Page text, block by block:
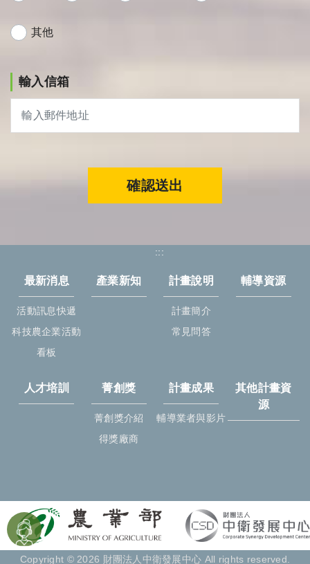
其他
輸入信箱
確認送出
:::
最新消息
活動訊息快遞
科技農企業活動
看板
產業新知 計畫說明
計畫簡介
常見問答
輔導資源
人才培訓 菁創獎
菁創獎介紹
得獎廠商
計畫成果
輔導業者與影片
其他計畫資
源
Copyright © 2026 財團法人中衛發展中心 All rights reserved.